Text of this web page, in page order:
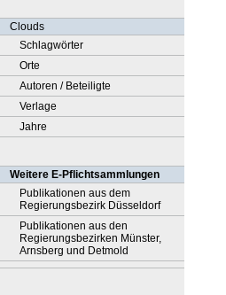
Clouds
Schlagwörter
Orte
Autoren / Beteiligte
Verlage
Jahre
Weitere E-Pflichtsammlungen
Publikationen aus dem
Regierungsbezirk Düsseldorf
Publikationen aus den
Regierungsbezirken Münster,
Arnsberg und Detmold